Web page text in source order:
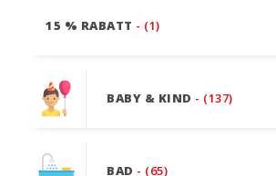
15 % RABATT - (1)
BABY & KIND - (137)
BAD - (65)